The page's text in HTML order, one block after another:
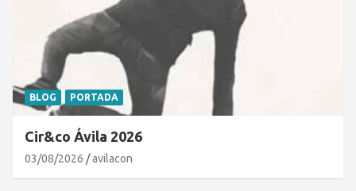
BLOG PORTADA
Cir&co Ávila 2026
03/08/2026 avilacon